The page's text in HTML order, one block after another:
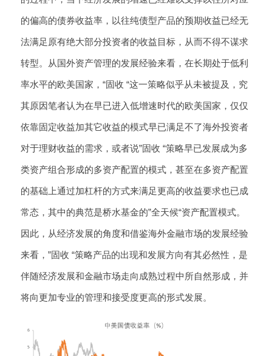
的偏高的债券收益率，以往纯债型产品的预期收益已经无
法满足原有绝大部分投资者的收益目标，从而不得不谋求
转型。从国外资产管理的发展经验来看，在长期处于低利
率水平的欧美国家，“固收 “这一策略似乎从未被提及，究
其原因笔者认为在早已进入低增速时代的欧美国家，仅仅
依靠固定收益加其它收益的模式早已满足不了海外投资者
对于理财收益的需求，或者说”固收 “策略早已发展成为多
类资产组合形成的多资产配置的模式，甚至在多资产配置
的基础上通过加杠杆的方式来满足更高的收益要求也已成
常态，其中的典范是桥水基金的”全天候“资产配置模式。
因此，从经济发展的角度和借鉴海外金融市场的发展经验
来看，”固收 “策略产品的出现和发展方向有其必然性，是
伴随经济发展和金融市场走向成熟过程中所自然形成，并
将向更加专业的管理和接受度更高的形式发展。